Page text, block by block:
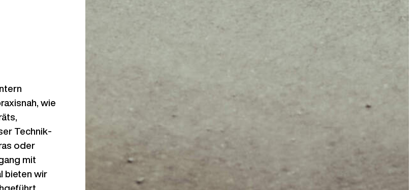
wie
Technik-
oder
mit
bieten wir